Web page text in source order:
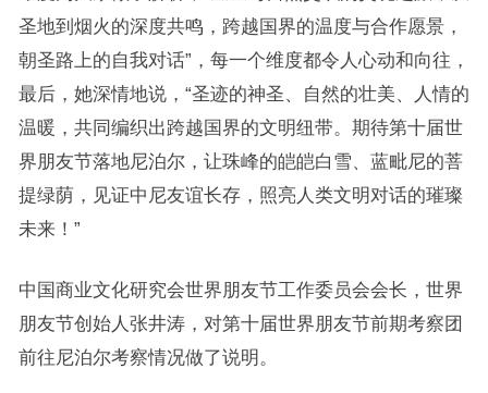
圣地到烟火的深度共鸣，跨越国界的温度与合作愿景，
朝圣路上的自我对话”，每一个维度都令人心动和向往，
最后，她深情地说，“圣迹的神圣、自然的壮美、人情的
温暖，共同编织出跨越国界的文明纽带。期待第十届世
界朋友节落地尼泊尔，让珠峰的皑皑白雪、蓝毗尼的菩
提绿荫，见证中尼友谊长存，照亮人类文明对话的璀璨
未来！”
中国商业文化研究会世界朋友节工作委员会会长，世界
朋友节创始人张井涛，对第十届世界朋友节前期考察团
前往尼泊尔考察情况做了说明。